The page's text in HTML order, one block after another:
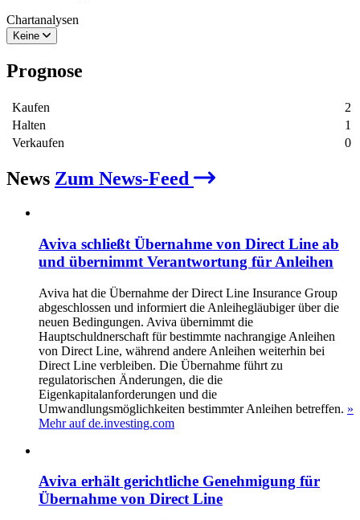
Chartanalysen
Keine
Prognose
Kaufen
2
Halten
1
Verkaufen
0
News Zum News-Feed
Aviva schließt Übernahme von Direct Line ab
und übernimmt Verantwortung für Anleihen
Aviva hat die Übernahme der Direct Line Insurance Group
abgeschlossen und informiert die Anleihegläubiger über die
neuen Bedingungen. Aviva übernimmt die
Hauptschuldnerschaft für bestimmte nachrangige Anleihen
von Direct Line, während andere Anleihen weiterhin bei
Direct Line verbleiben. Die Übernahme führt zu
regulatorischen Änderungen, die die
Eigenkapitalanforderungen und die
Umwandlungsmöglichkeiten bestimmter Anleihen betreffen. »
Mehr auf de.investing.com
Aviva erhält gerichtliche Genehmigung für
Übernahme von Direct Line